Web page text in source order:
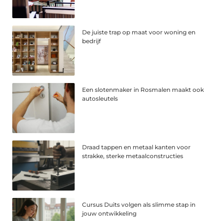
De juiste trap op maat voor woning en
bedrijf
Een slotenmaker in Rosmalen maakt ook
autosleutels
Draad tappen en metaal kanten voor
strakke, sterke metaalconstructies
Cursus Duits volgen als slimme stap in
jouw ontwikkeling